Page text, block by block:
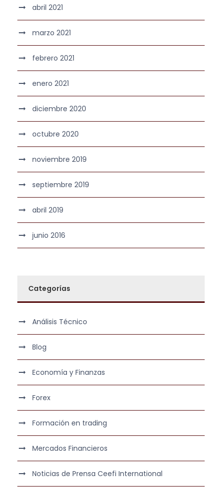
abril 2021
marzo 2021
febrero 2021
enero 2021
diciembre 2020
octubre 2020
noviembre 2019
septiembre 2019
abril 2019
junio 2016
Categorías
Análisis Técnico
Blog
Economía y Finanzas
Forex
Formación en trading
Mercados Financieros
Noticias de Prensa Ceefi International